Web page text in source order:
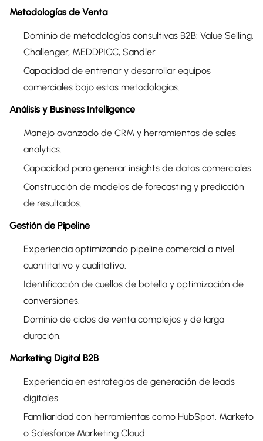
Metodologías de Venta
Dominio de metodologías consultivas B2B: Value Selling,
Challenger, MEDDPICC, Sandler.
Capacidad de entrenar y desarrollar equipos
comerciales bajo estas metodologías.
Análisis y Business Intelligence
Manejo avanzado de CRM y herramientas de sales
analytics.
Capacidad para generar insights de datos comerciales.
Construcción de modelos de forecasting y predicción
de resultados.
Gestión de Pipeline
Experiencia optimizando pipeline comercial a nivel
cuantitativo y cualitativo.
Identificación de cuellos de botella y optimización de
conversiones.
Dominio de ciclos de venta complejos y de larga
duración.
Marketing Digital B2B
Experiencia en estrategias de generación de leads
digitales.
Familiaridad con herramientas como HubSpot, Marketo
o Salesforce Marketing Cloud.